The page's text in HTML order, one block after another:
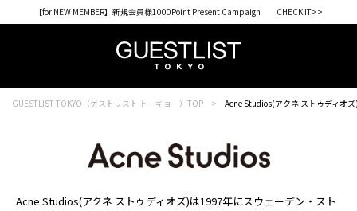
【for NEW MEMBER】新規会員様1000Point Present Campaign CHECK IT>>
GUESTLIST TOKYO（ゲストリスト トーキョー）TOP Acne Studios(アクネ ストゥディオ
Acne Studios(アクネ ストゥディオズ)は1997年にスウェーデン・スト